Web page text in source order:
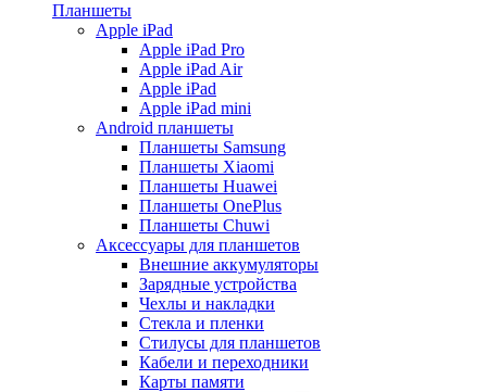
Планшеты
Apple iPad
Apple iPad Pro
Apple iPad Air
Apple iPad
Apple iPad mini
Android планшеты
Планшеты Samsung
Планшеты Xiaomi
Планшеты Huawei
Планшеты OnePlus
Планшеты Chuwi
Аксессуары для планшетов
Внешние аккумуляторы
Зарядные устройства
Чехлы и накладки
Стекла и пленки
Стилусы для планшетов
Кабели и переходники
Карты памяти